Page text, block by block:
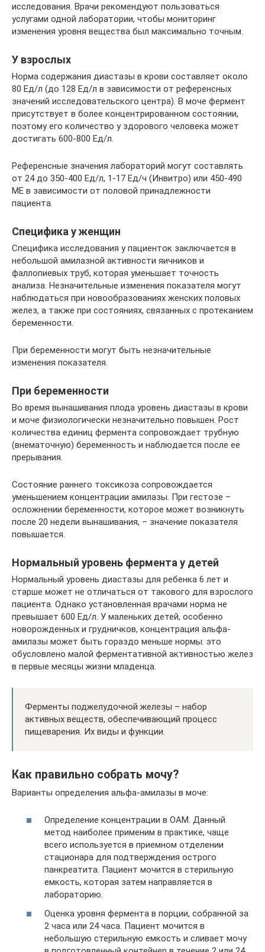
исследования. Врачи рекомендуют пользоваться
услугами одной лаборатории, чтобы мониторинг
изменения уровня вещества был максимально точным.
У взрослых
Норма содержания диастазы в крови составляет около
80 Ед/л (до 128 Ед/л в зависимости от референсных
значений исследовательского центра). В моче фермент
присутствует в более концентрированном состоянии,
поэтому его количество у здорового человека может
достигать 600-800 Ед/л.
Референсные значения лабораторий могут составлять
от 24 до 350-400 Ед/л, 1-17 Ед/ч (Инвитро) или 450-490
МЕ в зависимости от половой принадлежности
пациента.
Специфика у женщин
Специфика исследования у пациенток заключается в
небольшой амилазной активности яичников и
фаллопиевых труб, которая уменьшает точность
анализа. Незначительные изменения показателя могут
наблюдаться при новообразованиях женских половых
желез, а также при состояниях, связанных с протеканием
беременности.
При беременности могут быть незначительные
изменения показателя.
При беременности
Во время вынашивания плода уровень диастазы в крови
и моче физиологически незначительно повышен. Рост
количества единиц фермента сопровождает трубную
(внематочную) беременность и наблюдается после ее
прерывания.
Состояние раннего токсикоза сопровождается
уменьшением концентрации амилазы. При гестозе –
осложнении беременности, которое может возникнуть
после 20 недели вынашивания, – значение показателя
повышается.
Нормальный уровень фермента у детей
Нормальный уровень диастазы для ребенка 6 лет и
старше может не отличаться от такового для взрослого
пациента. Однако установленная врачами норма не
превышает 600 Ед/л. У маленьких детей, особенно
новорожденных и грудничков, концентрация альфа-
амилазы может быть гораздо меньше нормы: это
обусловлено малой ферментативной активностью желез
в первые месяцы жизни младенца.
Ферменты поджелудочной железы – набор
активных веществ, обеспечивающий процесс
пищеварения. Их виды и функции.
Как правильно собрать мочу?
Варианты определения альфа-амилазы в моче:
Определение концентрации в ОАМ. Данный
метод наиболее применим в практике, чаще
всего используется в приемном отделении
стационара для подтверждения острого
панкреатита. Пациент мочится в стерильную
емкость, которая затем направляется в
лабораторию.
Оценка уровня фермента в порции, собранной за
2 часа или 24 часа. Пациент мочится в
небольшую стерильную емкость и сливает мочу